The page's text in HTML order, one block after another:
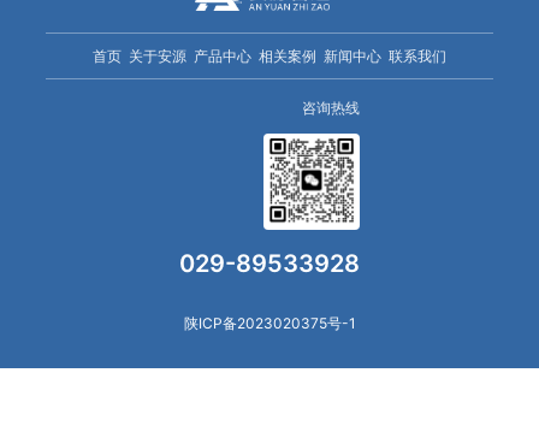
首页 关于安源 产品中心 相关案例 新闻中心 联系我们
咨询热线
029-89533928
陕ICP备2023020375号-1